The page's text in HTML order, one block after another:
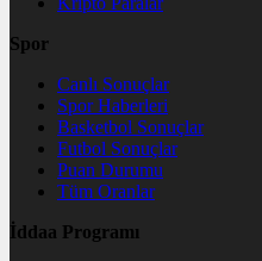
Spor
Canlı Sonuçlar
Spor Haberleri
Basketbol Sonuçlar
Futbol Sonuçlar
Puan Durumu
Tüm Oranlar
İddaa Programı